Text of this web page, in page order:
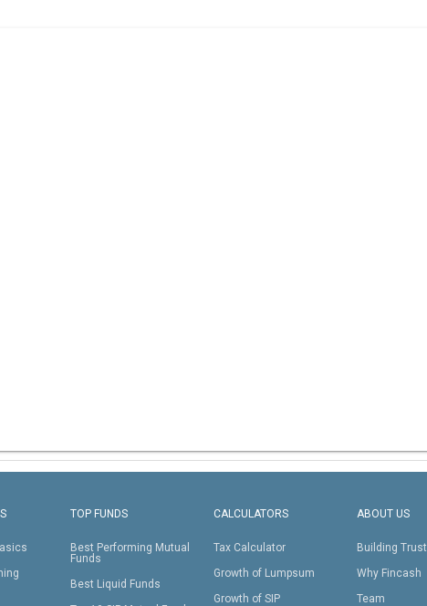
TOP FUNDS
Best Performing Mutual
Funds
Best Liquid Funds
CALCULATORS
Tax Calculator
Growth of Lumpsum
Growth of SIP
ABOUT US
Building Trust
Why Fincash
Team